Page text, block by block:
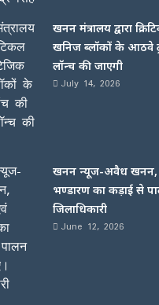
खनन मंत्रालय द्वारा
खनिज ब्लॉकों के आठवे
लॉन्च की जाएगी
July 14, 2026
खनन न्यूज-अवैध खनन,
भण्डारण का कड़ाई से
जिलाधिकारी
June 12, 2026